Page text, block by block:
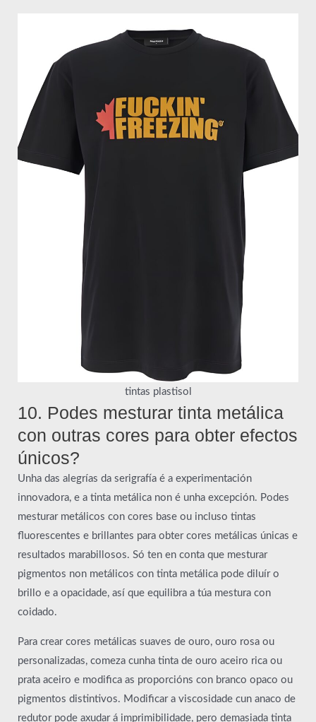
tintas plastisol
10. Podes mesturar tinta metálica
con outras cores para obter efectos
únicos?
Unha das alegrías da serigrafía é a experimentación
innovadora, e a tinta metálica non é unha excepción. Podes
mesturar metálicos con cores base ou incluso tintas
fluorescentes e brillantes para obter cores metálicas únicas e
resultados marabillosos. Só ten en conta que mesturar
pigmentos non metálicos con tinta metálica pode diluír o
brillo e a opacidade, así que equilibra a túa mestura con
coidado.
Para crear cores metálicas suaves de ouro, ouro rosa ou
personalizadas, comeza cunha tinta de ouro aceiro rica ou
prata aceiro e modifica as proporcións con branco opaco ou
pigmentos distintivos. Modificar a viscosidade cun anaco de
redutor pode axudar á imprimibilidade, pero demasiada tinta